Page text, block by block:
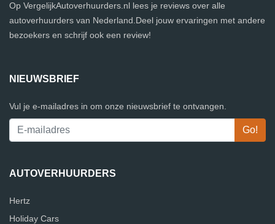
Op VergelijkAutoverhuurders.nl lees je reviews over alle
autoverhuurders van Nederland.Deel jouw ervaringen met andere
bezoekers en schrijf ook een review!
NIEUWSBRIEF
Vul je e-mailadres in om onze nieuwsbrief te ontvangen.
AUTOVERHUURDERS
Hertz
Holiday Cars